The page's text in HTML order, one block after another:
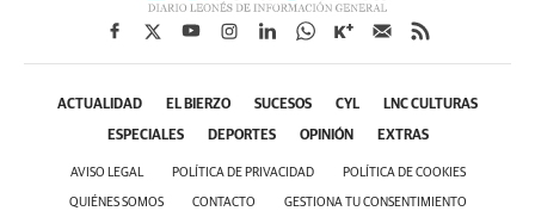
ACTUALIDAD EL BIERZO SUCESOS CYL LNC CULTURAS
ESPECIALES DEPORTES OPINIÓN EXTRAS
AVISO LEGAL POLÍTICA DE PRIVACIDAD POLÍTICA DE COOKIES
QUIÉNES SOMOS CONTACTO GESTIONA TU CONSENTIMIENTO